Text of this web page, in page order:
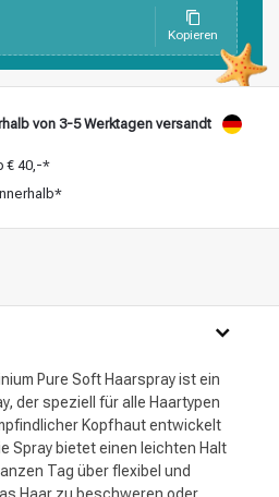
Kopieren
von 3-5 Werktagen versandt
€ 40,-*
Pure Soft Haarspray ist ein
der speziell für alle Haartypen
Kopfhaut entwickelt
Spray bietet einen leichten Halt
Tag über flexibel und